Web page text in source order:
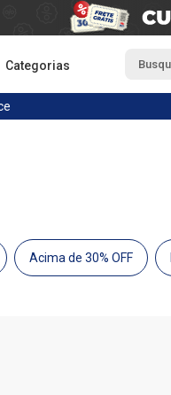
Categorias
Acima de 30% OFF